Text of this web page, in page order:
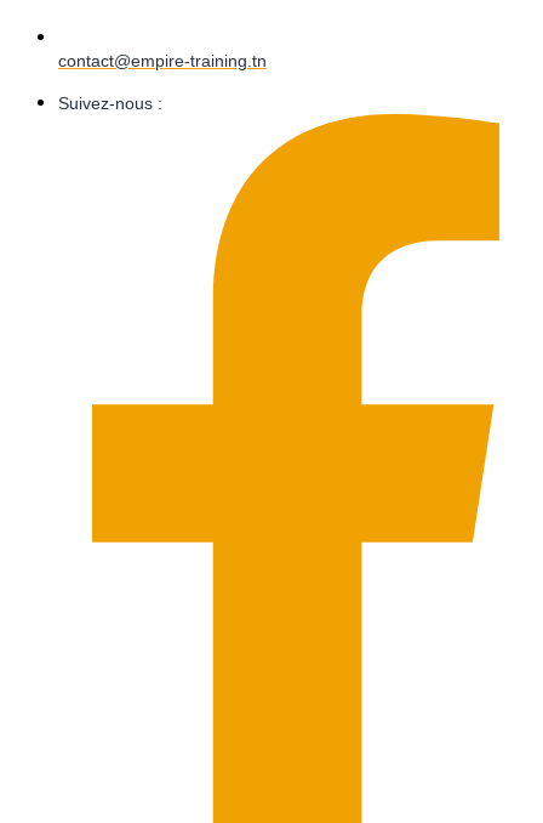
contact@empire-training.tn
Suivez-nous :